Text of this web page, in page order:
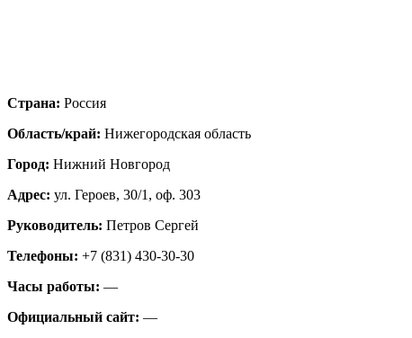
Страна: Россия
Область/край: Нижегородская область
Город: Нижний Новгород
Адрес: ул. Героев, 30/1, оф. 303
Руководитель: Петров Сергей
Телефоны: +7 (831) 430-30-30
Часы работы: —
Официальный сайт: —